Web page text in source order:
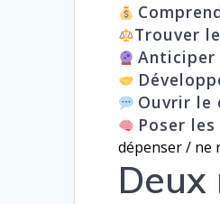
Trouver
Ouvrir le
Poser
dépenser / ne
Deux